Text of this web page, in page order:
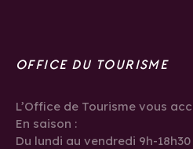
OFFICE DU TOURISME
L’Office de Tourisme vous
En saison :
Du lundi au vendredi 9h-18h30